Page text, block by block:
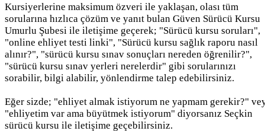
Kursiyerlerine maksimum özveri ile yaklaşan, olası tüm
sorularına hızlıca çözüm ve yanıt bulan Güven Sürücü Kursu
Umurlu Şubesi ile iletişime geçerek; "Sürücü kursu soruları",
"online ehliyet testi linki", "Sürücü kursu sağlık raporu nasıl
alınır?", "sürücü kursu sınav sonuçları nereden öğrenilir?",
"sürücü kursu sınav yerleri nerelerdir" gibi sorularınızı
sorabilir, bilgi alabilir, yönlendirme talep edebilirsiniz.
Eğer sizde; "ehliyet almak istiyorum ne yapmam gerekir?"
"ehliyetim var ama büyütmek istiyorum" diyorsanız Seçkin
sürücü kursu ile iletişime geçebilirsiniz.